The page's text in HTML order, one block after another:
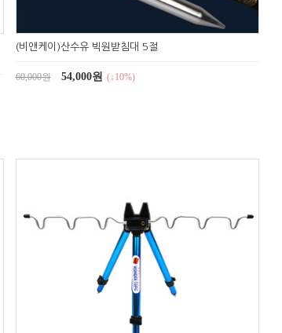
(비앤케이)산수유 빅원받침대 5절
60,000원 54,000원 (↓10%)